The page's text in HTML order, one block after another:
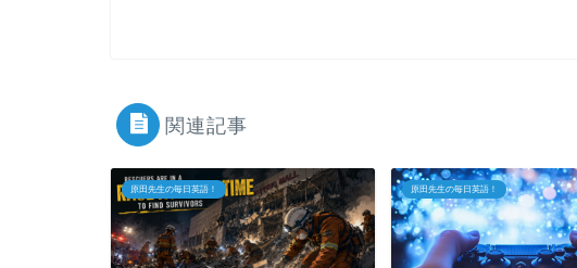
関連記事
原田先生の毎日英語！ 原田先生の毎日英語！